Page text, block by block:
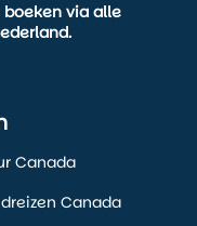
boeken via alle
Canada
Canada